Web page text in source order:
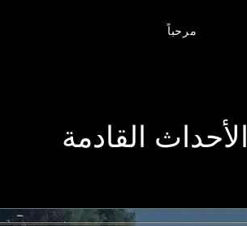
مرحباً
الأحداث القادمة